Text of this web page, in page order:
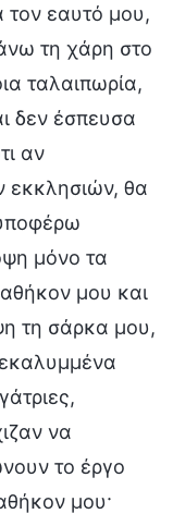
τον εαυτό μου,
τη χάρη στο
ταλαιπωρία,
δεν έσπευσα
αν
εκκλησιών, θα
μόνο τα
μου και
τη σάρκα μου,
να
το έργο
μου·